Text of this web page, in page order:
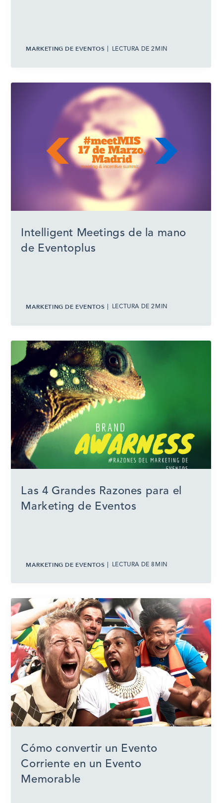
MARKETING DE EVENTOS LECTURA DE 2MIN
Intelligent Meetings de la mano
de Eventoplus
MARKETING DE EVENTOS LECTURA DE 2MIN
Las 4 Grandes Razones para el
Marketing de Eventos
MARKETING DE EVENTOS LECTURA DE 8MIN
Cómo convertir un Evento
Corriente en un Evento
Memorable